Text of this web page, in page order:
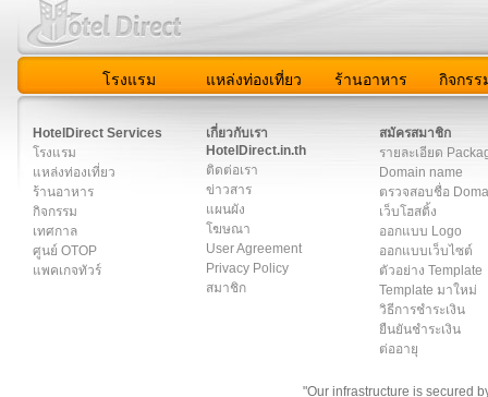
โรงแรม แหล่งท่องเที่ยว ร้านอาหาร กิจกรร
HotelDirect Services
โรงแรม
แหล่งท่องเที่ยว
ร้านอาหาร
กิจกรรม
เทศกาล
ศูนย์ OTOP
แพคเกจทัวร์
เกี่ยวกับเรา
HotelDirect.in.th
ติดต่อเรา
ข่าวสาร
แผนผัง
โฆษณา
User Agreement
Privacy Policy
สมาชิก
สมัครสมาชิก
รายละเอียด
Domain name
ตรวจสอบชื่อ
เว็บโฮสติ้ง
ออกแบบ Logo
ออกแบบเว็บไซต์
ตัวอย่าง Template
Template มาใหม่
วิธีการชำระเงิน
ยืนยันชำระเงิน
ต่ออายุ
"Our infrastructure is secured